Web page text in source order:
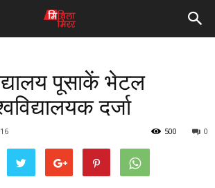
पूसाकें भेटल
दर्जा
0
500